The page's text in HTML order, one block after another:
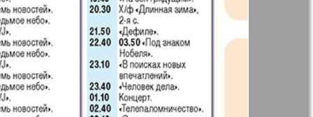
Катюша
Крот в Германии